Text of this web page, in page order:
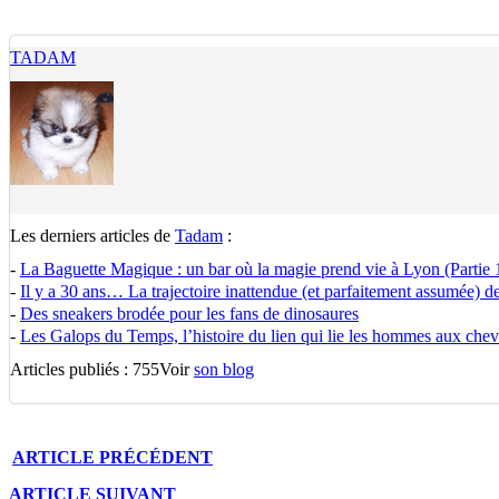
TADAM
Les derniers articles de Tadam :
- La Baguette Magique : un bar où la magie prend vie à Lyon (Partie
- Il y a 30 ans… La trajectoire inattendue (et parfaitement assumée)
- Des sneakers brodée pour les fans de dinosaures
- Les Galops du Temps, l’histoire du lien qui lie les hommes aux
Articles publiés : 755Voirson blog
ARTICLE PRÉCÉDENT
ARTICLE SUIVANT